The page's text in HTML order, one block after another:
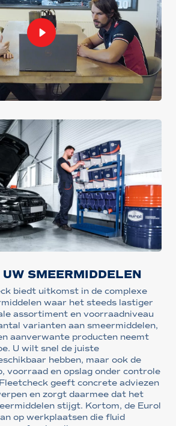
UW SMEERMIDDELEN
biedt uitkomst in de complexe
waar het steeds lastiger
assortiment en voorraadniveau
varianten aan smeermiddelen,
aanverwante producten neemt
U wilt snel de juiste
hebben, maar ook de
voorraad en opslag onder controle
geeft concrete adviezen
en zorgt daarmee dat het
stijgt. Kortom, de Eurol
op werkplaatsen die fluid